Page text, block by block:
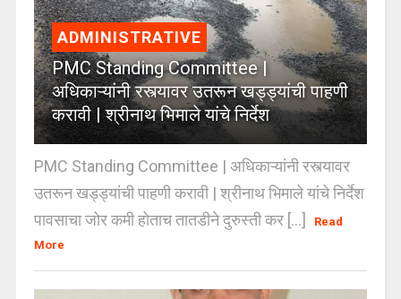
ADMINISTRATIVE
PMC Standing Committee |
अधिकाऱ्यांनी रस्त्यावर उतरून खड्ड्यांची पाहणी
करावी | श्रीनाथ भिमाले यांचे निर्देश
PMC Standing Committee | अधिकाऱ्यांनी रस्त्यावर
उतरून खड्ड्यांची पाहणी करावी | श्रीनाथ भिमाले यांचे निर्देश
पावसाचा जोर कमी होताच तातडीने दुरुस्ती कर [...]
Read
More